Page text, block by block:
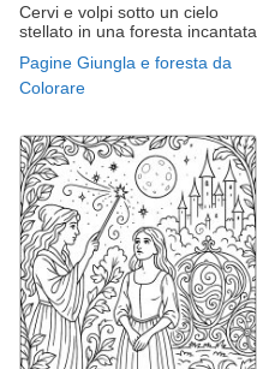
Cervi e volpi sotto un cielo
stellato in una foresta incantata
Pagine Giungla e foresta da
Colorare